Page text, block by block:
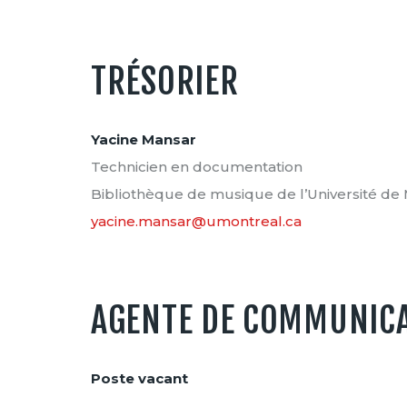
TRÉSORIER
Yacine Mansar
Technicien en documentation
Bibliothèque de musique de l’Université de
yacine.mansar@umontreal.ca
AGENTE DE
Poste vacant